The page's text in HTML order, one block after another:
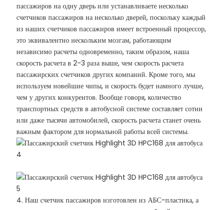
пассажиров на одну дверь или устанавливаете несколько
счетчиков пассажиров на несколько дверей, поскольку каждый
из наших счетчиков пассажиров имеет встроенный процессор,
это эквивалентно нескольким мозгам, работающим
независимо расчеты одновременно, таким образом, наша
скорость расчета в 2-3 раза выше, чем скорость расчета
пассажирских счетчиков других компаний. Кроме того, мы
используем новейшие чипы, и скорость будет намного лучше,
чем у других конкурентов. Вообще говоря, количество
транспортных средств в автобусной системе составляет сотни
или даже тысячи автомобилей, скорость расчета станет очень
важным фактором для нормальной работы всей системы.
4. Наш счетчик пассажиров изготовлен из АБС-пластика, а